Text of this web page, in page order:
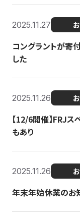
2025.11.27
コングラントが寄
した
2025.11.26
【12/6開催】FRJ
もあり
2025.11.26
年末年始休業のお